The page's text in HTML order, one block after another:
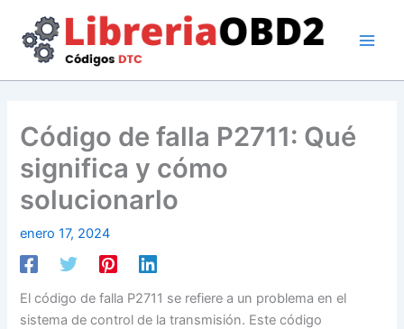
contenido
Código de falla P2711: Qué
significa y cómo
solucionarlo
enero 17, 2024
El código de falla P2711 se refiere a un problema en el
sistema de control de la transmisión. Este código